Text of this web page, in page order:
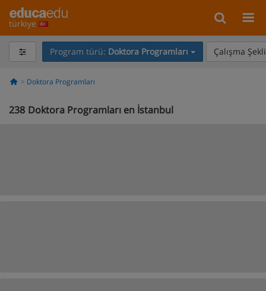
türkiye
Program türü: Doktora Programları Çalışma
Doktora Programları
238 Doktora Programları en İstanbul